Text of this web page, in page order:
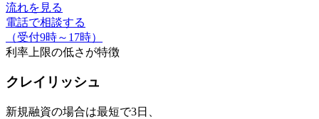
流れを見る
電話で相談する
（受付9時～17時）
利率上限の低さ が特徴
クレイリッシュ
新規融資の場合は最短で3日、